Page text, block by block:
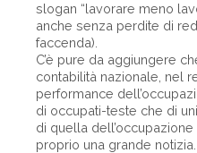
slogan “lavorare meno
anche senza perdite di
faccenda).
C’è pure da aggiungere
contabilità nazionale, nel
performance
di occupati-teste che di
di quella
proprio una grande notizia.